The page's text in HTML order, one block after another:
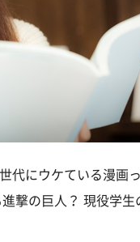
代にウケている漫画
撃の巨人？ 現役学生